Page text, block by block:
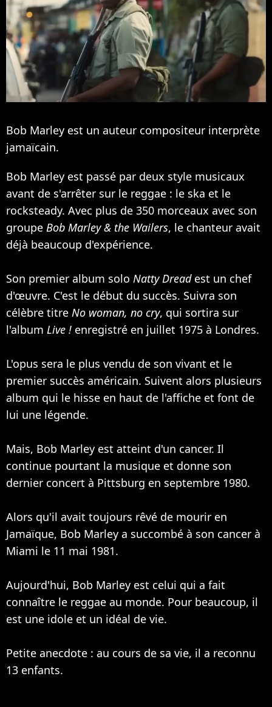
Bob Marley est un auteur compositeur interprète
jamaïcain.
Bob Marley est passé par deux style musicaux
avant de s'arrêter sur le reggae : le ska et le
rocksteady. Avec plus de 350 morceaux avec son
groupe Bob Marley & the Wailers, le chanteur avait
déjà beaucoup d'expérience.
Son premier album solo Natty Dreadest un chef
d'œuvre. C'est le début du succès. Suivra son
célèbre titre No woman, no cry, qui sortira sur
l'album Live ! enregistré en juillet 1975 à Londres.
L'opus sera le plus vendu de son vivant et le
premier succès américain. Suivent alors plusieurs
album qui le hisse en haut de l'affiche et font de
lui une légende.
Mais, Bob Marley est atteint d'un cancer. Il
continue pourtant la musique et donne son
dernier concert à Pittsburg en septembre 1980.
Alors qu'il avait toujours rêvé de mourir en
Jamaïque, Bob Marley a succombé à son cancer à
Miami le 11 mai 1981.
Aujourd'hui, Bob Marley est celui qui a fait
connaître le reggae au monde. Pour beaucoup, il
est une idole et un idéal de vie.
Petite anecdote : au cours de sa vie, il a reconnu
13 enfants.